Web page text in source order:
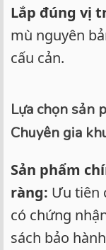
Lắp đúng vị
mù nguyên
cấu cản.
Lựa chọn sản
Chuyên gia
Sản phẩm
ràng: Ưu tiên
có chứng
sách bảo